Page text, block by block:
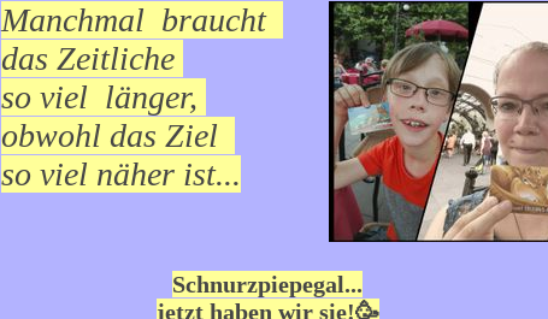
Manchmal braucht
das Zeitliche
so viel länger,
obwohl das Ziel
so viel näher ist...
Schnurzpiepegal...
jetzt haben wir sie!🥳